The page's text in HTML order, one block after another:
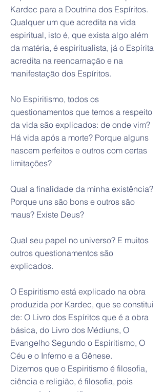
Kardec para a Doutrina dos Espíritos.
Qualquer um que acredita na vida
espiritual, isto é, que exista algo além
da matéria, é espiritualista, já o Espírita
acredita na reencarnação e na
manifestação dos Espíritos.
No Espiritismo, todos os
questionamentos que temos a respeito
da vida são explicados: de onde vim?
Há vida após a morte? Porque alguns
nascem perfeitos e outros com certas
limitações?
Qual a finalidade da minha existência?
Porque uns são bons e outros são
maus? Existe Deus?
Qual seu papel no universo? E muitos
outros questionamentos são
explicados.
O Espiritismo está explicado na obra
produzida por Kardec, que se constitui
de: O Livro dos Espíritos que é a obra
básica, do Livro dos Médiuns, O
Evangelho Segundo o Espiritismo, O
Céu e o Inferno e a Gênese.
Dizemos que o Espiritismo é filosofia,
ciência e religião, é filosofia, pois